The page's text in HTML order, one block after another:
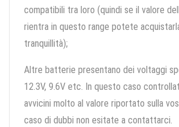
compatibili tra loro (quindi se il valore
rientra in questo range potete
tranquillità);
Altre batterie presentano dei voltaggi
12.3V, 9.6V etc. In questo caso
avvicini molto al valore riportato sulla
caso di dubbi non esitate a contattarci.